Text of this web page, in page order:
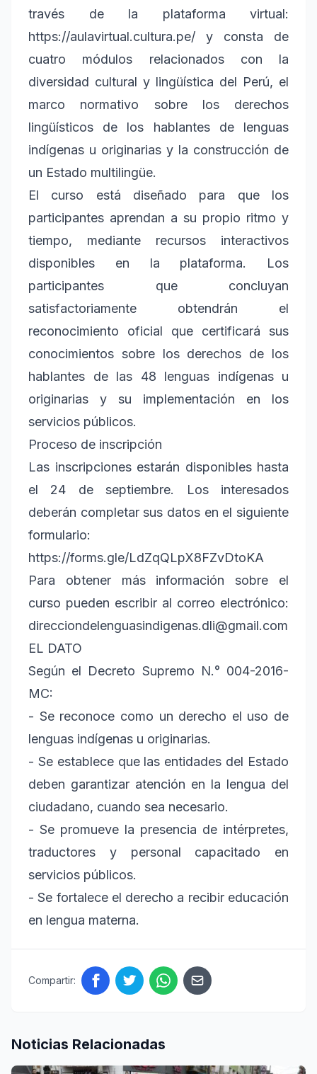
través de la plataforma virtual:
https://aulavirtual.cultura.pe/ y consta de
cuatro módulos relacionados con la
diversidad cultural y lingüística del Perú, el
marco normativo sobre los derechos
lingüísticos de los hablantes de lenguas
indígenas u originarias y la construcción de
un Estado multilingüe.
El curso está diseñado para que los
participantes aprendan a su propio ritmo y
tiempo, mediante recursos interactivos
disponibles en la plataforma. Los
participantes que concluyan
satisfactoriamente obtendrán el
reconocimiento oficial que certificará sus
conocimientos sobre los derechos de los
hablantes de las 48 lenguas indígenas u
originarias y su implementación en los
servicios públicos.
Proceso de inscripción
Las inscripciones estarán disponibles hasta
el 24 de septiembre. Los interesados
deberán completar sus datos en el siguiente
formulario:
https://forms.gle/LdZqQLpX8FZvDtoKA
Para obtener más información sobre el
curso pueden escribir al correo electrónico:
direcciondelenguasindigenas.dli@gmail.com
EL DATO
Según el Decreto Supremo N.° 004-2016-
MC:
- Se reconoce como un derecho el uso de
lenguas indígenas u originarias.
- Se establece que las entidades del Estado
deben garantizar atención en la lengua del
ciudadano, cuando sea necesario.
- Se promueve la presencia de intérpretes,
traductores y personal capacitado en
servicios públicos.
- Se fortalece el derecho a recibir educación
en lengua materna.
Compartir:
Noticias Relacionadas